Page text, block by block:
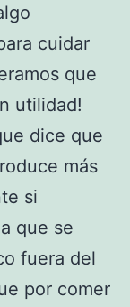
cuidar
que
utilidad!
dice que
más
si
que se
fuera del
por comer